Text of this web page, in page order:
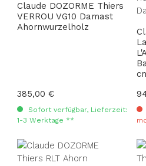
Claude DOZORME Thiers
VERROU VG10 Damast
Ahornwurzelholz
Regulärer Preis:
385,00 €
Sofort verfügbar, Lieferzeit:
1-3 Werktage **